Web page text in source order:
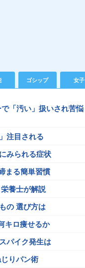
ゴシップ 女子
「汚い」扱いされ苦悩
注目される
みられる症状
まる簡単習慣
養士が解説
の 選び方は
キロ痩せるか
パイク発生は
りパン術